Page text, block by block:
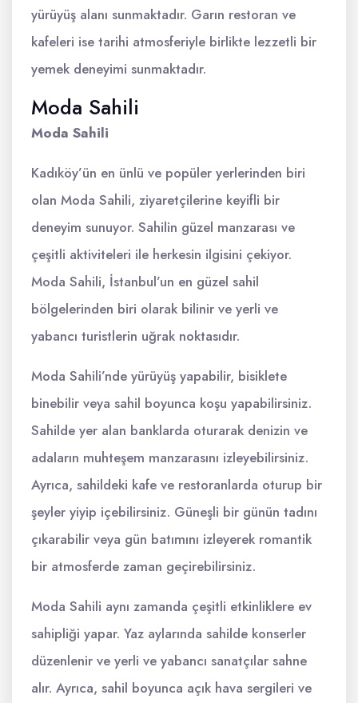
yürüyüş alanı sunmaktadır. Garın restoran ve
kafeleri ise tarihi atmosferiyle birlikte lezzetli bir
yemek deneyimi sunmaktadır.
Moda Sahili
Moda Sahili
Kadıköy’ün en ünlü ve popüler yerlerinden biri
olan Moda Sahili, ziyaretçilerine keyifli bir
deneyim sunuyor. Sahilin güzel manzarası ve
çeşitli aktiviteleri ile herkesin ilgisini çekiyor.
Moda Sahili, İstanbul’un en güzel sahil
bölgelerinden biri olarak bilinir ve yerli ve
yabancı turistlerin uğrak noktasıdır.
Moda Sahili’nde yürüyüş yapabilir, bisiklete
binebilir veya sahil boyunca koşu yapabilirsiniz.
Sahilde yer alan banklarda oturarak denizin ve
adaların muhteşem manzarasını izleyebilirsiniz.
Ayrıca, sahildeki kafe ve restoranlarda oturup bir
şeyler yiyip içebilirsiniz. Güneşli bir günün tadını
çıkarabilir veya gün batımını izleyerek romantik
bir atmosferde zaman geçirebilirsiniz.
Moda Sahili aynı zamanda çeşitli etkinliklere ev
sahipliği yapar. Yaz aylarında sahilde konserler
düzenlenir ve yerli ve yabancı sanatçılar sahne
alır. Ayrıca, sahil boyunca açık hava sergileri ve